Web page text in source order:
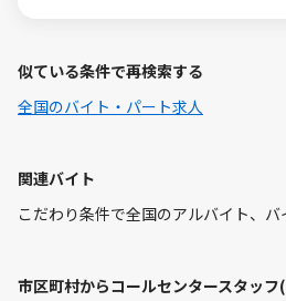
似ている条件で再検索する
全国のバイト・パート求人
関連バイト
こだわり条件で全国のアルバイト、
市区町村からコールセンタースタッ